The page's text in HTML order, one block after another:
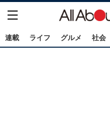
連載 ライフ グルメ 社会